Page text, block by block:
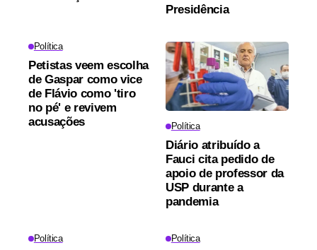
Presidência
Política
Petistas veem escolha
de Gaspar como vice
de Flávio como 'tiro
no pé' e revivem
acusações
Política
Diário atribuído a
Fauci cita pedido de
apoio de professor da
USP durante a
pandemia
Política Política